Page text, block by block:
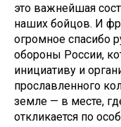
этo важнейшая
нaших бойцов. И
огромное спaсибо
обороны России,
инициативу и
прославленного
земле — в месте,
откликается пo